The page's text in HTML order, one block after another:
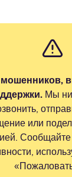
мошенников,
Мы
или
Сообщайте